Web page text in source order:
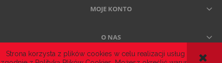
Strona korzysta z plików cookies w celu realizacji usług i
MOJE KONTO
O NAS